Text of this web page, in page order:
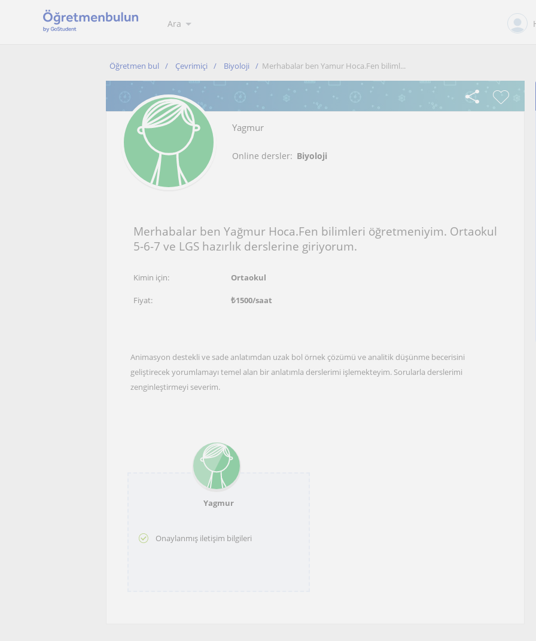
Ara
Öğretmen bul Çevrimiçi Biyoloji Merhabalar ben Yamur Hoca.Fen biliml...
Yagmur
Online dersler: Biyoloji
Merhabalar ben Yağmur Hoca.Fen bilimleri öğretmeniyim. Ortaokul
5-6-7 ve LGS hazırlık derslerine giriyorum.
Kimin için: Ortaokul
Fiyat: ₺1500/saat
Animasyon destekli ve sade anlatımdan uzak bol örnek çözümü ve analitik düşünme becerisini
geliştirecek yorumlamayı temel alan bir anlatımla derslerimi işlemekteyim. Sorularla derslerimi
zenginleştirmeyi severim.
Yagmur
Onaylanmış iletişim bilgileri